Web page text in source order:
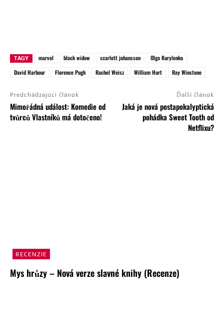
TAGY marvel black widow scarlett johansson
Olga Kurylenko
David Harbour
Florence Pugh Rachel Weisz William Hurt Ray Winstone
Predchádzajúci článok
Mimořádná událost: Komedie od
tvůrců Vlastníků má dotočeno!
Ďalší článok
Jaká je nová postapokalyptická
pohádka Sweet Tooth od
Netflixu?
RECENZIE
Mys hrůzy – Nová verze slavné knihy (Recenze)